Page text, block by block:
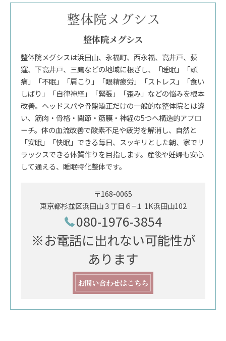
整体院メグシス
整体院メグシスは浜田山、永福町、西永福、高井戸、荻
窪、下高井戸、三鷹などの地域に根ざし、「睡眠」「頭
痛」「不眠」「肩こり」「眼精疲労」「ストレス」「食い
しばり」「自律神経」「緊張」「歪み」などの悩みを根本
改善。ヘッドスパや骨盤矯正だけの一般的な整体院とは違
い、筋肉・骨格・関節・筋膜・神経の5つへ構造的アプロ
ーチ。体の血流改善で酸素不足や疲労を解消し、自然と
「安眠」「快眠」できる毎日、スッキリとした朝、家でリ
ラックスできる体質作りを目指します。産後や妊婦も安心
して通える、睡眠特化整体です。
〒168-0065
東京都杉並区浜田山３丁目６−１ 1K浜田山102
080-1976-3854
※お電話に出れない可能性が
あります
お問い合わせはこちら